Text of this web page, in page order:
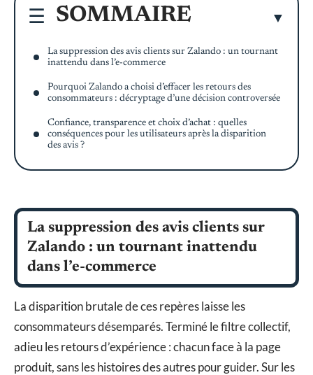
SOMMAIRE
La suppression des avis clients sur Zalando : un tournant
inattendu dans l’e-commerce
Pourquoi Zalando a choisi d’effacer les retours des
consommateurs : décryptage d’une décision controversée
Confiance, transparence et choix d’achat : quelles
conséquences pour les utilisateurs après la disparition
des avis ?
La suppression des avis clients sur
Zalando : un tournant inattendu
dans l’e-commerce
La disparition brutale de ces repères laisse les
consommateurs désemparés. Terminé le filtre collectif,
adieu les retours d’expérience : chacun face à la page
produit, sans les histoires des autres pour guider. Sur les